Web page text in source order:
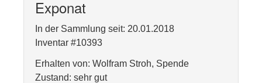
Exponat
In der Sammlung seit: 20.01.2018
Inventar #10393
Erhalten von: Wolfram Stroh, Spende
Zustand: sehr gut